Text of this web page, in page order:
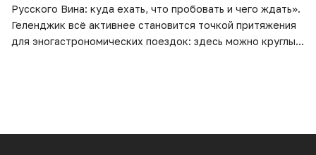
Русского Вина: куда ехать, что пробовать и чего ждать».
Геленджик всё активнее становится точкой притяжения
для эногастрономических поездок: здесь можно круглый